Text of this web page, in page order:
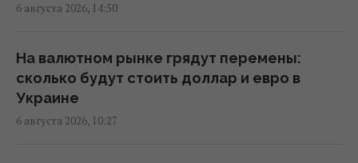
В Румынии уже знают, куда РФ нанесет
15:40 четверг, 06 августа 2026
Украинец в Германии шпионил за
оборонным предприятием, его задержали
6 августа 2026, 14:50
На валютном рынке грядут перемены:
сколько будут стоить доллар и евро в
Украине
6 августа 2026, 10:27